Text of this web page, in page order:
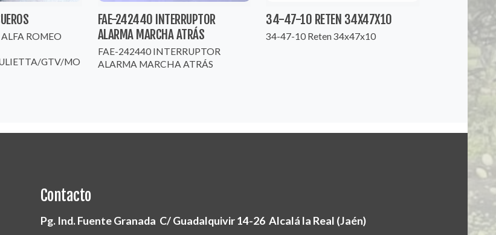
ALFA ROMEO
GTV/MO
FAE-242440 INTERRUPTOR
ALARMA MARCHA ATRÁS
FAE-242440 INTERRUPTOR
ALARMA MARCHA ATRÁS
34-47-10 RETEN 34X47X10
34-47-10 Reten 34x47x10
Contacto
Pg. Ind. Fuente Granada C/ Guadalquivir 14-26 Alcalá la Real (Jaén)